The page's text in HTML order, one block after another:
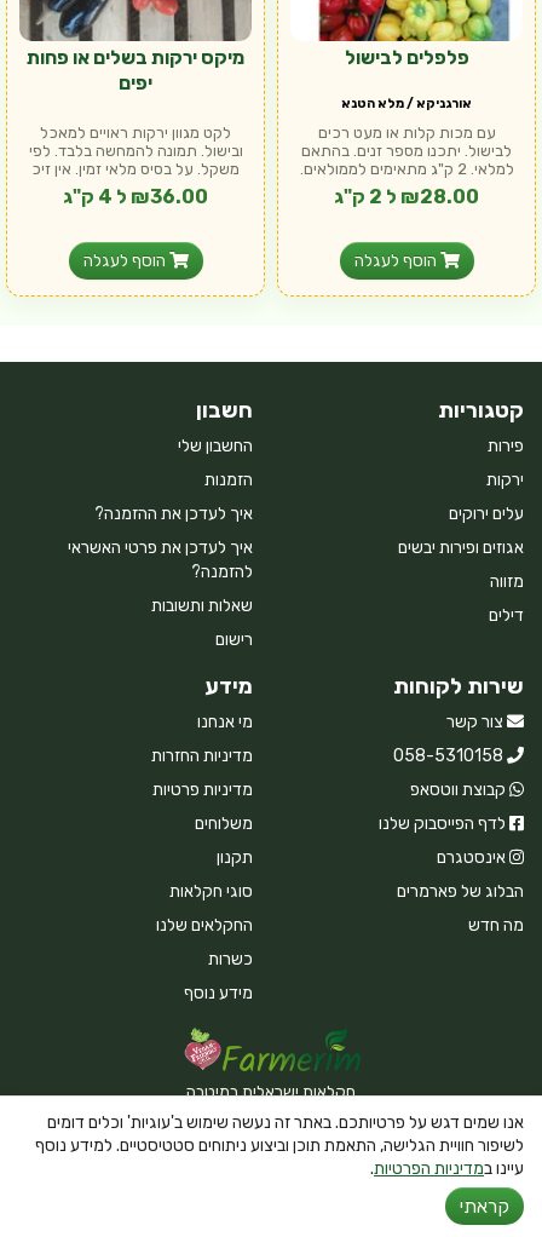
פלפלים לבישול
אורגניקא / מלא הטנא
עם מכות קלות או מעט רכים
לבישול. יתכנו מספר זנים. בהתאם
למלאי. 2 ק"ג מתאימים לממולאים.
אין ז
₪28.00 ל 2 ק"ג
הוסף לעגלה
מיקס ירקות בשלים או פחות
יפים
לקט מגוון ירקות ראויים למאכל
ובישול. תמונה להמחשה בלבד. לפי
משקל. על בסיס מלאי זמין. אין זיכ
₪36.00 ל 4 ק"ג
הוסף לעגלה
קטגוריות
פירות
ירקות
עלים ירוקים
אגוזים ופירות יבשים
מזווה
דילים
חשבון
החשבון שלי
הזמנות
איך לעדכן את ההזמנה?
איך לעדכן את פרטי האשראי
להזמנה?
שאלות ותשובות
רישום
שירות לקוחות
צור קשר
058-5310158
קבוצת ווטסאפ
לדף הפייסבוק שלנו
אינסטגרם
הבלוג של פארמרים
מה חדש
מידע
מי אנחנו
מדיניות החזרות
מדיניות פרטיות
משלוחים
תקנון
סוגי חקלאות
החקלאים שלנו
כשרות
מידע נוסף
חקלאות ישראלית במיטבה
Powered By Farmerim
אנו שמים דגש על פרטיותכם. באתר זה נעשה שימוש ב'עוגיות' וכלים דומים
לשיפור חוויית הגלישה, התאמת תוכן וביצוע ניתוחים סטטיסטיים. למידע נוסף
עיינו במדיניות הפרטיות.
קראתי